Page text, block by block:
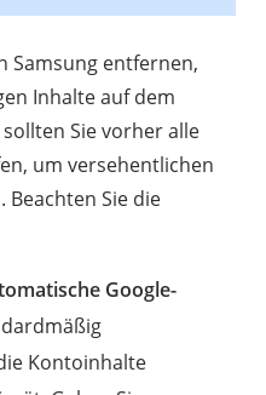
Samsung entfernen,
Inhalte auf dem
Sie vorher alle
um versehentlichen
Sie die
Google-
Kontoinhalte